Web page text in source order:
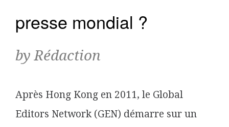
presse mondial ?
by Rédaction
Après Hong Kong en 2011, le Global
Editors Network (GEN) démarre sur un